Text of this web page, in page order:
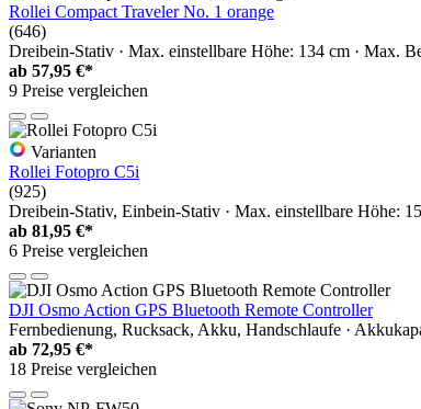
Rollei Compact Traveler No. 1 orange
(646)
Dreibein-Stativ · Max. einstellbare Höhe: 134 cm · Max.
ab 57,95 €*
9 Preise vergleichen
Varianten
Rollei Fotopro C5i
(925)
Dreibein-Stativ, Einbein-Stativ · Max. einstellbare Höhe:
ab 81,95 €*
6 Preise vergleichen
DJI Osmo Action GPS Bluetooth Remote Controller
Fernbedienung, Rucksack, Akku, Handschlaufe ·
ab 72,95 €*
18 Preise vergleichen